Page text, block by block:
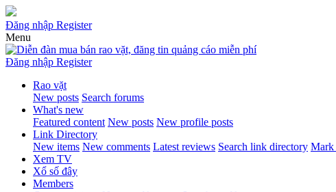
Đăng nhập Register
Menu
Đăng nhập Register
Rao vặt
New posts Search forums
What's new
Featured content New posts New profile posts
Link Directory
New items New comments Latest reviews Search link directory Mark
Xem TV
Xổ số đây
Members